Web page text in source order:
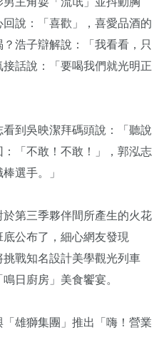
說：「喜歡」，喜愛品酒的
浩子辯解說：「我看看，只
話說：「要喝我們就光明正
到吳映潔拜碼頭說：「聽說
「不敢！不敢！」，郭泓志
選手。」
第三季夥伴間所產生的火花
公布了，細心網友發現
挑戰知名設計美學觀光列車
日廚房」美食饗宴。
雄獅集團」推出「嗨！營業